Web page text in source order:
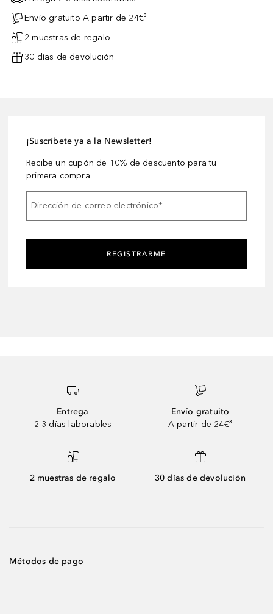
Envío gratuito A partir de 24€³
2 muestras de regalo
30 días de devolución
¡Suscríbete ya a la Newsletter!
Recibe un cupón de 10% de descuento para tu
primera compra
Dirección de correo electrónico*
REGISTRARME
Entrega
2-3 días laborables
Envío gratuito
A partir de 24€³
2 muestras de regalo 30 días de devolución
Métodos de pago